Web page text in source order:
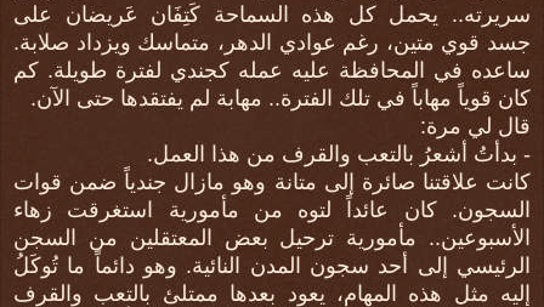
سريرته.. يحمل كل هذه السماحة كَتِفَان عَريضان على
جسد قوي متين، رغم عوادي الدهر، متماسك ويزداد صلابة.
ساعده في المحافظة عليه عمله كجندي لفترة طويلة. كم
كان قوياً مهاباً في تلك الفترة.. مهابة لم يفتقدها حتى الآن.
قال لي مرة:
- بدأتُ أشعرُ بالتعب والقرف من هذا العمل.
كانت علاقتنا صائرة إلى متانة وهو مازال جندياً ضمن قوات
السجون. كان عائداً لتوه من مأمورية استغرقت زهاء
الأسبوعين.. مأمورية ترحيل بعض المعتقلين من السجن
الرئيسي إلى أحد سجون المدن النائية. وهو دائماً ما تُوكَلُ
إليه مثل هذه المهام، يعود بعدها ممتلئ بالتعب والقرف